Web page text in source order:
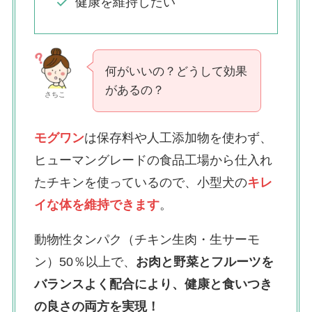
さちこ
何がいいの？どうして効果
があるの？
モグワンは保存料や人工添加物を使わず、
ヒューマングレードの食品工場から仕入れ
たチキンを使っているので、小型犬のキレ
イな体を維持できます。
動物性タンパク（チキン生肉・生サーモ
ン）50％以上で、 お肉と野菜とフルーツを
バランスよく配合により、健康と食いつき
の良さの両方を実現！